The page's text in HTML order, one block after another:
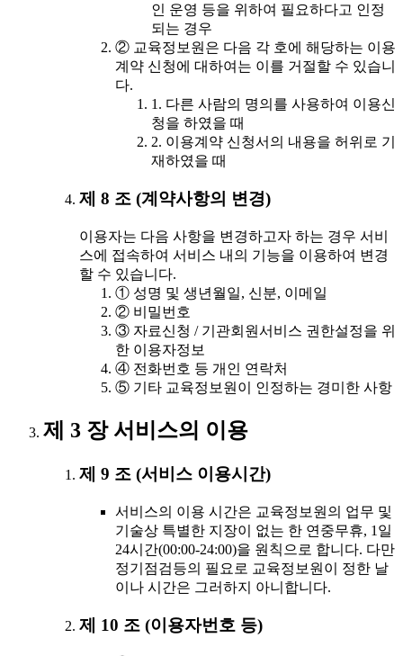
인 운영 등을 위하여 필요하다고 인정
되는 경우
② 교육정보원은 다음 각 호에 해당하는 이용
계약 신청에 대하여는 이를 거절할 수 있습니
다.
1. 다른 사람의 명의를 사용하여 이용신
청을 하였을 때
2. 이용계약 신청서의 내용을 허위로 기
재하였을 때
제 8 조 (계약사항의 변경)
이용자는 다음 사항을 변경하고자 하는 경우 서비
스에 접속하여 서비스 내의 기능을 이용하여 변경
할 수 있습니다.
① 성명 및 생년월일, 신분, 이메일
② 비밀번호
③ 자료신청 / 기관회원서비스 권한설정을 위
한 이용자정보
④ 전화번호 등 개인 연락처
⑤ 기타 교육정보원이 인정하는 경미한 사항
제 3 장 서비스의 이용
제 9 조 (서비스 이용시간)
서비스의 이용 시간은 교육정보원의 업무 및
기술상 특별한 지장이 없는 한 연중무휴, 1일
24시간(00:00-24:00)을 원칙으로 합니다. 다만
정기점검등의 필요로 교육정보원이 정한 날
이나 시간은 그러하지 아니합니다.
제 10 조 (이용자번호 등)